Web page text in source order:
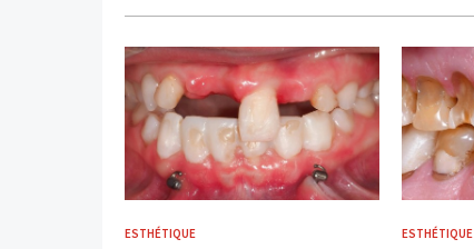
ESTHÉTIQUE ESTHÉTIQUE